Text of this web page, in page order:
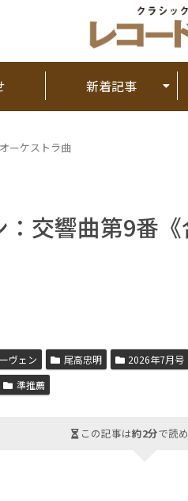
新着記事
ーケストラ曲
交響曲第9番《
ヴェン 尾高忠明 2026年7月号
準推薦
この記事は約2分で読